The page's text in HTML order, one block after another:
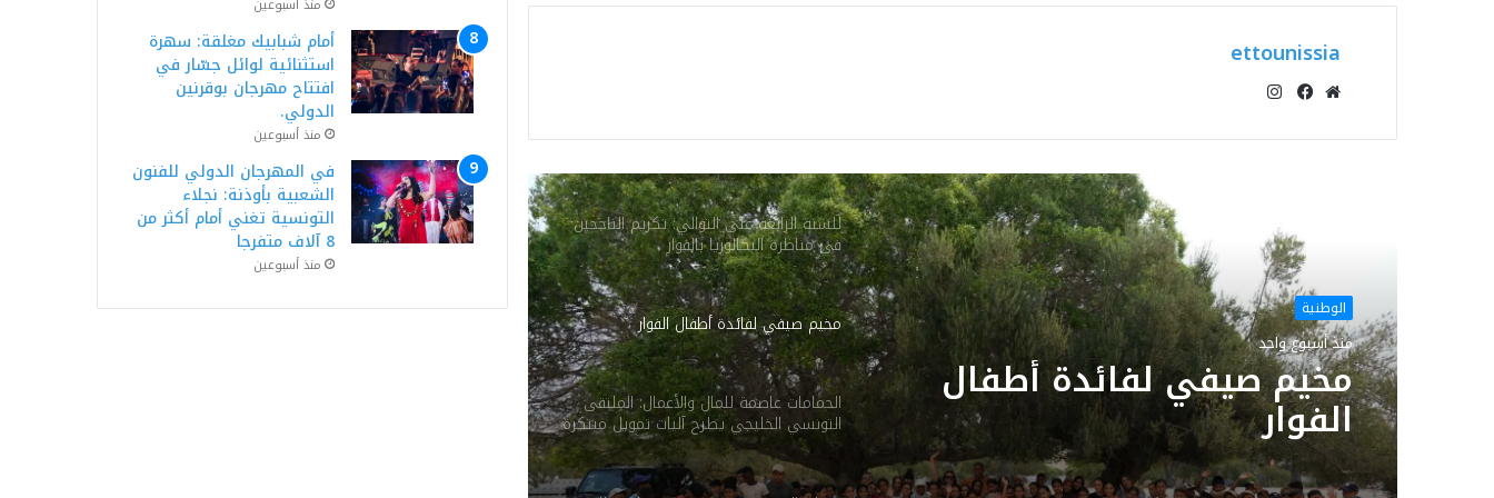
ettounissia
الويب
أقرأ التالي
الوطنية
منذ أسبوع واحد
مخيم صيفي لفائدة أطفال
الفوار
فيروس ‘هانتا’
للسنة الرابعة على التوالي: تكريم الناجحين
في مناظرة البكالوريا بالفوار
مخيم صيفي لفائدة أطفال الفوار
الحمامات عاصمة للمال والأعمال: الملتقى
التونسي الخليجي يطرح آليات تمويل مبتكرة
ويؤسس لشراكة ثلاثية عابرة للحدود
منذ أسبوعين
أمام شبابيك مغلقة: سهرة
استثنائية لوائل جسّار في
افتتاح مهرجان بوقرنين
الدولي.
منذ أسبوعين
في المهرجان الدولي للفنون
الشعبية بأوذنة: نجلاء
التونسية تغني أمام أكثر من
8 آلاف متفرجا
منذ أسبوعين